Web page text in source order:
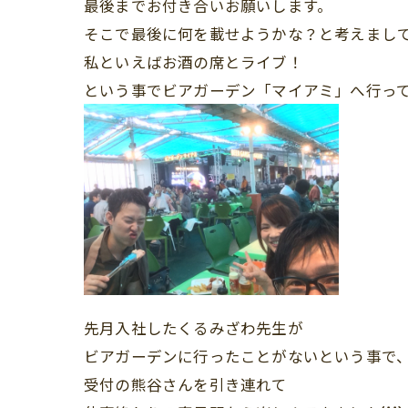
最後までお付き合いお願いします。
そこで最後に何を載せようかな？と考えまして
私といえばお酒の席とライブ！
という事でビアガーデン「マイアミ」へ行っ
先月入社したくるみざわ先生が
ビアガーデンに行ったことがないという事で、
受付の熊谷さんを引き連れて